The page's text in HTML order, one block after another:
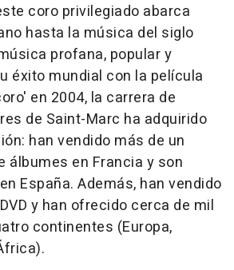
coro privilegiado abarca
hasta la música del siglo
profana, popular y
éxito mundial con la película
en 2004, la carrera de
de Saint-Marc ha adquirido
han vendido más de un
álbumes en Francia y son
España. Además, han vendido
y han ofrecido cerca de mil
continentes (Europa,